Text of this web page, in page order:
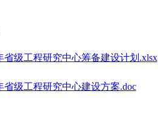
省级工程研究中心筹备建设计划.xlsx
省级工程研究中心建设方案.doc